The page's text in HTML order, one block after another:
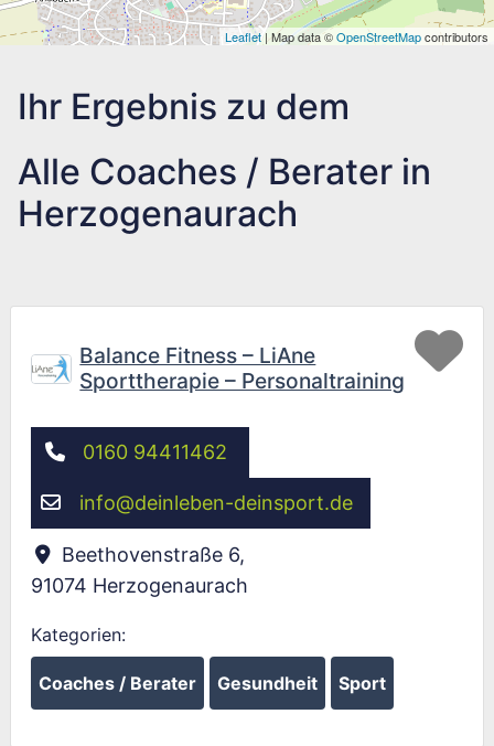
Ihr Ergebnis zu dem
Alle Coaches / Berater in
Herzogenaurach
Balance Fitness – LiAne
Sporttherapie – Personaltraining
0160 94411462
info@deinleben-deinsport.de
Beethovenstraße 6,
91074 Herzogenaurach
Kategorien:
Coaches / Berater Gesundheit Sport
Leaflet| Map data ©OpenStreetMapcontributors